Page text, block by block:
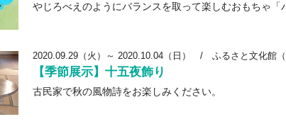
やじろべえのようにバランスを取って楽しむおもちゃ「
2020.09.29（火）～ 2020.10.04（日） / ふるさと文化館
【季節展示】十五夜飾り
古民家で秋の風物詩をお楽しみください。